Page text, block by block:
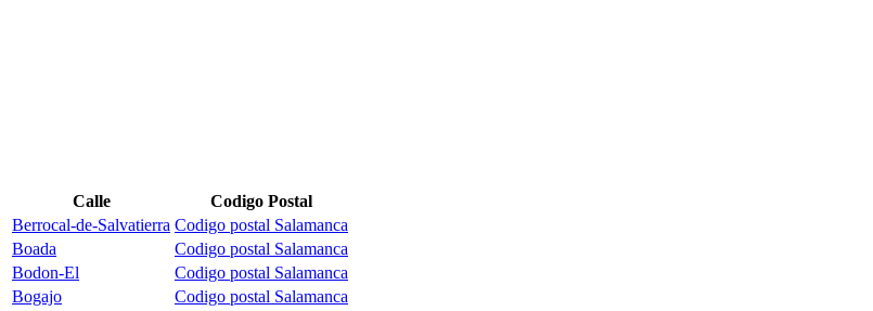
Calle
Codigo Postal
Berrocal-de-Salvatierra Codigo postal Salamanca
Boada
Codigo postal Salamanca
Bodon-El
Codigo postal Salamanca
Bogajo
Codigo postal Salamanca